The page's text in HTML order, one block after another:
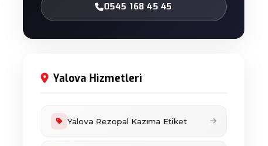
0545 168 45 45
Yalova Hizmetleri
Yalova Rezopal Kazıma Etiket